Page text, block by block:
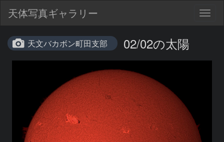
天体写真ギャラリー
天文バカボン町田支部 02/02の太陽